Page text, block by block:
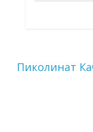
Пиколинат